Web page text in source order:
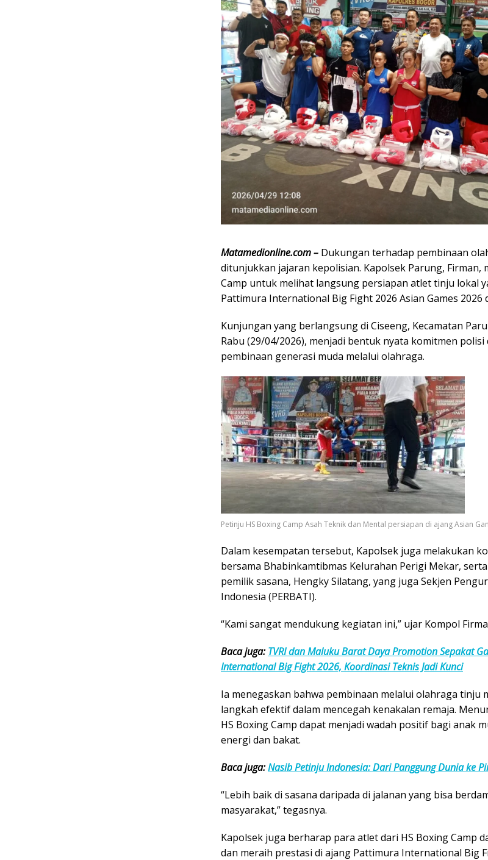
Matamedionline.com – Dukungan terhadap pembinaan
ditunjukkan jajaran kepolisian. Kapolsek Parung, Firman,
Camp untuk melihat langsung persiapan atlet tinju lokal
Pattimura International Big Fight 2026 Asian Games 2026
Kunjungan yang berlangsung di Ciseeng, Kecamatan
Rabu (29/04/2026), menjadi bentuk nyata komitmen
pembinaan generasi muda melalui olahraga.
Petinju HS Boxing Camp Asah Teknik dan Mental persiapan di ajang Asian
Dalam kesempatan tersebut, Kapolsek juga melakukan
bersama Bhabinkamtibmas Kelurahan Perigi Mekar,
pemilik sasana, Hengky Silatang, yang juga Sekjen
Indonesia (PERBATI).
“Kami sangat mendukung kegiatan ini,” ujar Kompol
Baca juga:TVRI dan Maluku Barat Daya Promotion Sepakat
International Big Fight 2026, Koordinasi Teknis Jadi Kunci
Ia menegaskan bahwa pembinaan melalui olahraga tinju
langkah efektif dalam mencegah kenakalan remaja.
HS Boxing Camp dapat menjadi wadah positif bagi anak
energi dan bakat.
Baca juga:Nasib Petinju Indonesia: Dari Panggung Dunia ke
“Lebih baik di sasana daripada di jalanan yang bisa
masyarakat,” tegasnya.
Kapolsek juga berharap para atlet dari HS Boxing Camp
dan meraih prestasi di ajang Pattimura International Big